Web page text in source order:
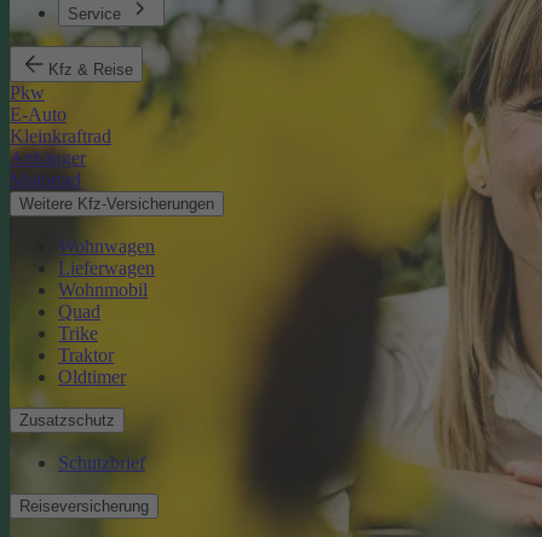
Service
Kfz & Reise
Pkw
E-Auto
Kleinkraftrad
Anhänger
Motorrad
Weitere Kfz-Versicherungen
Wohnwagen
Lieferwagen
Wohnmobil
Quad
Trike
Traktor
Oldtimer
Zusatzschutz
Schutzbrief
Reiseversicherung